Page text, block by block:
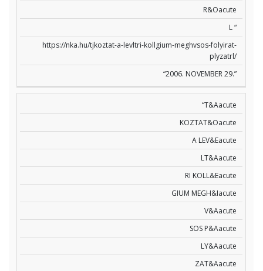
R&Oacute
L “
https://nka.hu/tjkoztat-a-levltri-kollgium-meghvsos-folyirat-
plyzatrl/
“2006. NOVEMBER 29.”
“T&Aacute
KOZTAT&Oacute
A LEV&Eacute
LT&Aacute
RI KOLL&Eacute
GIUM MEGH&Iacute
V&Aacute
SOS P&Aacute
LY&Aacute
ZAT&Aacute